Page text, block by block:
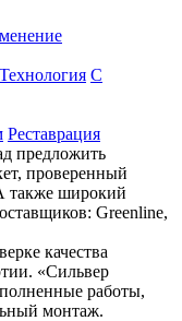
Технология С
Реставрация
предложить
проверенный
также широкий
Greenline,
качества
«Сильвер
работы,
монтаж.